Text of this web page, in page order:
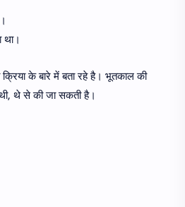
था।
के बारे में बता रहे है। भूतकाल की
थे से की जा सकती है।